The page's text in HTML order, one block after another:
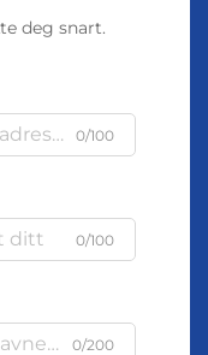
deg snart.
0/100
0/100
0/200